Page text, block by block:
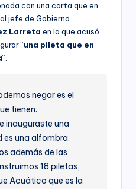
con una carta que en
jefe de Gobierno
Larreta en la que acusó
“una pileta que en
“.
negar es el
tienen.
inauguraste una
es una alfombra.
además de las
18 piletas,
Acuático que es la